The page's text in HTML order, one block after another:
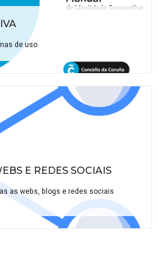
de uso
E REDES SOCIAIS
as webs, blogs e redes sociais